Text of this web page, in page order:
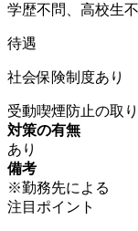
学歴不問、高校生
待遇
社会保険制度あり
受動喫煙防止の取
対策の有無
あり
備考
※勤務先による
注目ポイント